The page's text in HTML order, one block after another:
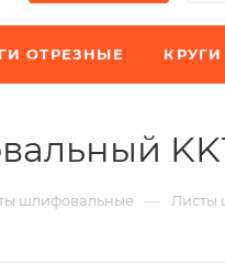
ОТРЕЗНЫЕ
шлифовальные — Листы